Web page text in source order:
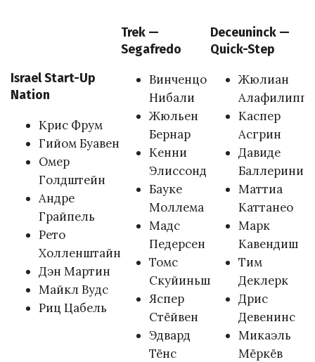
Israel Start-Up
Nation
Крис Фрум
Гийом Буавен
Омер
Голдштейн
Андре
Грайпель
Рето
Холленштайн
Дэн Мартин
Майкл Вудс
Риц Цабель
Trek —
Segafredo
Винченцо
Нибали
Жюльен
Бернар
Кенни
Элиссонд
Бауке
Моллема
Мадс
Педерсен
Томс
Скуйиньш
Яспер
Стёйвен
Эдвард
Тёнс
Deceuninck —
Quick-Step
Жюлиан
Алафилипп
Каспер
Асгрин
Давиде
Баллерини
Маттиа
Каттанео
Марк
Кавендиш
Тим
Деклерк
Дрис
Девенинс
Микаэль
Мёркёв